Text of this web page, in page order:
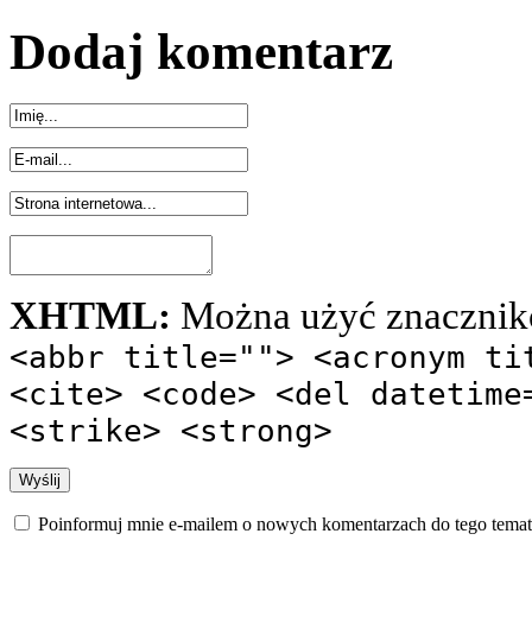
Dodaj komentarz
XHTML: Można użyć
<abbr title=""> <acronym
<cite> <code> <del
<strike> <strong>
Poinformuj mnie e-mailem o nowych komentarzach do tego